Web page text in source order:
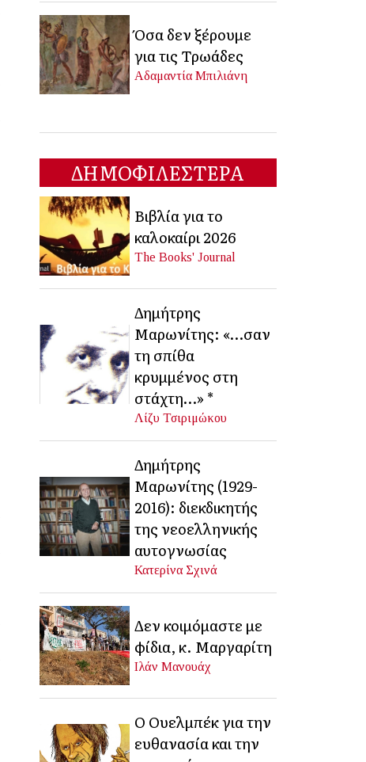
Όσα δεν ξέρουμε
για τις Τρωάδες
Αδαμαντία Μπιλιάνη
ΔΗΜΟΦΙΛΕΣΤΕΡΑ
Βιβλία για το
καλοκαίρι 2026
The Books' Journal
Δημήτρης
Μαρωνίτης: «…σαν
τη σπίθα
κρυμμένος στη
στάχτη…» *
Λίζυ Τσιριμώκου
Δημήτρης
Μαρωνίτης (1929-
2016): διεκδικητής
της νεοελληνικής
αυτογνωσίας
Κατερίνα Σχινά
Δεν κοιμόμαστε με
φίδια, κ. Μαργαρίτη
Ιλάν Μανουάχ
Ο Ουελμπέκ για την
ευθανασία και την